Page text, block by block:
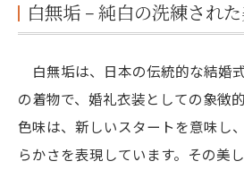
白無垢 − 純白の洗練され
白無垢は、日本の伝統的な結婚
の着物で、婚礼衣装としての象徴
色味は、新しいスタートを意味し
らかさを表現しています。その美